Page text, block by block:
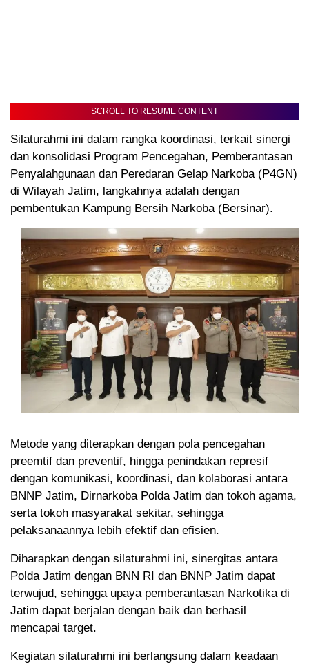
SCROLL TO RESUME CONTENT
Silaturahmi ini dalam rangka koordinasi, terkait sinergi
dan konsolidasi Program Pencegahan, Pemberantasan
Penyalahgunaan dan Peredaran Gelap Narkoba (P4GN)
di Wilayah Jatim, langkahnya adalah dengan
pembentukan Kampung Bersih Narkoba (Bersinar).
Metode yang diterapkan dengan pola pencegahan
preemtif dan preventif, hingga penindakan represif
dengan komunikasi, koordinasi, dan kolaborasi antara
BNNP Jatim, Dirnarkoba Polda Jatim dan tokoh agama,
serta tokoh masyarakat sekitar, sehingga
pelaksanaannya lebih efektif dan efisien.
Diharapkan dengan silaturahmi ini, sinergitas antara
Polda Jatim dengan BNN RI dan BNNP Jatim dapat
terwujud, sehingga upaya pemberantasan Narkotika di
Jatim dapat berjalan dengan baik dan berhasil
mencapai target.
Kegiatan silaturahmi ini berlangsung dalam keadaan